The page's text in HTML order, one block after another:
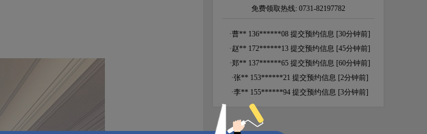
免费领取热线: 0731-82197782
·曹** 136******08 提交预约信息 [30分钟前]
·赵** 172******13 提交预约信息 [45分钟前]
·郑** 137******65 提交预约信息 [60分钟前]
·张** 153******21 提交预约信息 [2分钟前]
·李** 155******94 提交预约信息 [3分钟前]
·王** 150******46 提交预约信息 [4分钟前]
吴** 135******08 提交预约信息 [4分钟前]
·周** 185******66 提交预约信息 [5分钟前]